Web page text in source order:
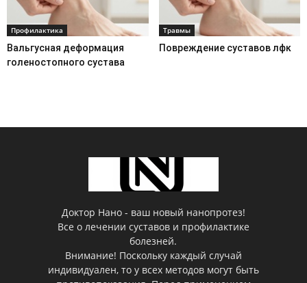
Профилактика
Вальгусная деформация
голеностопного сустава
Травмы
Повреждение суставов лфк
Доктор Нано - ваш новый нанопротез!
Все о лечении суставов и профилактике
болезней.
Внимание! Поскольку каждый случай
индивидуален, то у всех методов могут быть